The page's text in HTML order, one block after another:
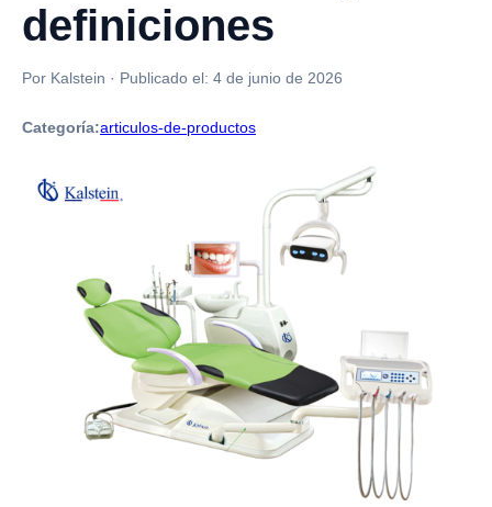
definiciones
Por Kalstein · Publicado el: 4 de junio de 2026
Categoría:articulos-de-productos